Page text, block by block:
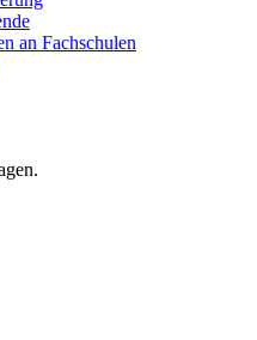
an Fachschulen